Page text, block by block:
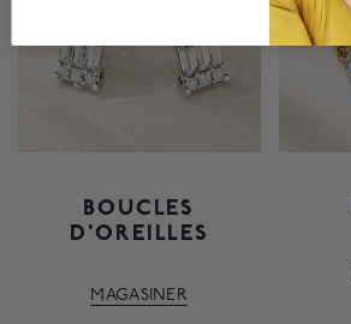
BOUCLES
D'OREILLES
MAGASINER